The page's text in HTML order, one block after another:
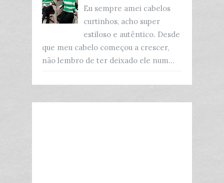
Eu sempre amei cabelos
curtinhos, acho super
estiloso e autêntico. Desde
que meu cabelo começou a crescer,
não lembro de ter deixado ele num...